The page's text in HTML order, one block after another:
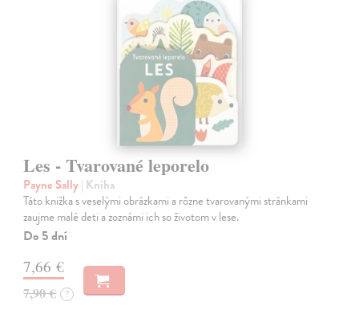
Les - Tvarované leporelo
Payne Sally| Kniha
Táto knižka s veselými obrázkami a rôzne tvarovanými stránkami
zaujme malé deti a zoznámi ich so životom v lese.
Do 5 dní
7,66 €
7,90 € ?